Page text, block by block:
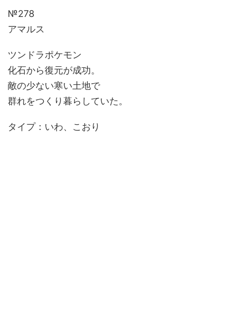
№278
アマルス
ツンドラポケモン
化石から復元が成功。
敵の少ない寒い土地で
群れをつくり暮らしていた。
タイプ：いわ、こおり